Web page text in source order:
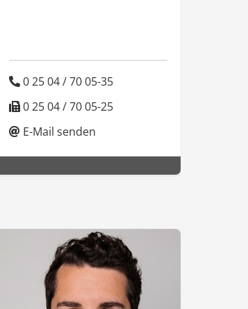
0 25 04 / 70 05-35
0 25 04 / 70 05-25
E-Mail senden